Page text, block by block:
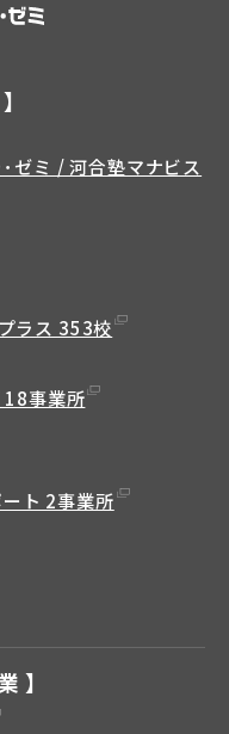
･ゼミ / 河合塾マナビス
ラス 353校
18事業所
ト 2事業所
】